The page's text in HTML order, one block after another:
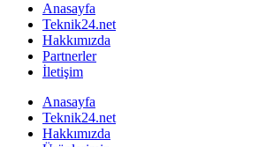
Anasayfa
Teknik24.net
Hakkımızda
Partnerler
İletişim
Anasayfa
Teknik24.net
Hakkımızda